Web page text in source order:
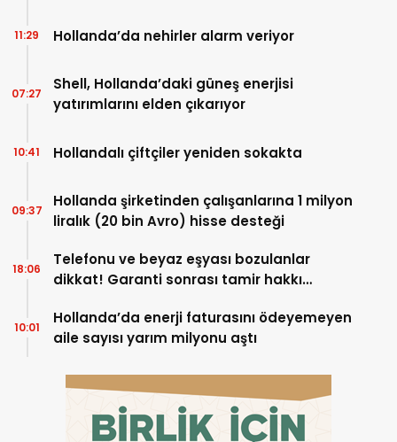
Hollanda’da nehirler alarm veriyor
11:29
Shell, Hollanda’daki güneş enerjisi
yatırımlarını elden çıkarıyor
07:27
Hollandalı çiftçiler yeniden sokakta
10:41
Hollanda şirketinden çalışanlarına 1 milyon
liralık (20 bin Avro) hisse desteği
09:37
Telefonu ve beyaz eşyası bozulanlar
dikkat! Garanti sonrası tamir hakkı
18:06
Hollanda’da enerji faturasını ödeyemeyen
aile sayısı yarım milyonu aştı
10:01